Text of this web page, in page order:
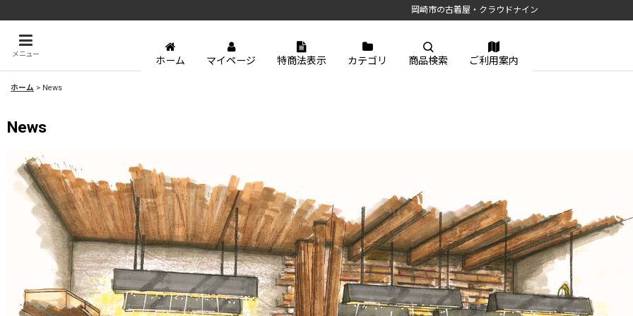
岡崎市の古着屋・クラウドナイン
メニュー
ホーム マイページ 特商法表示 カテゴリ 商品検索 ご利用案内
ホーム > News
News